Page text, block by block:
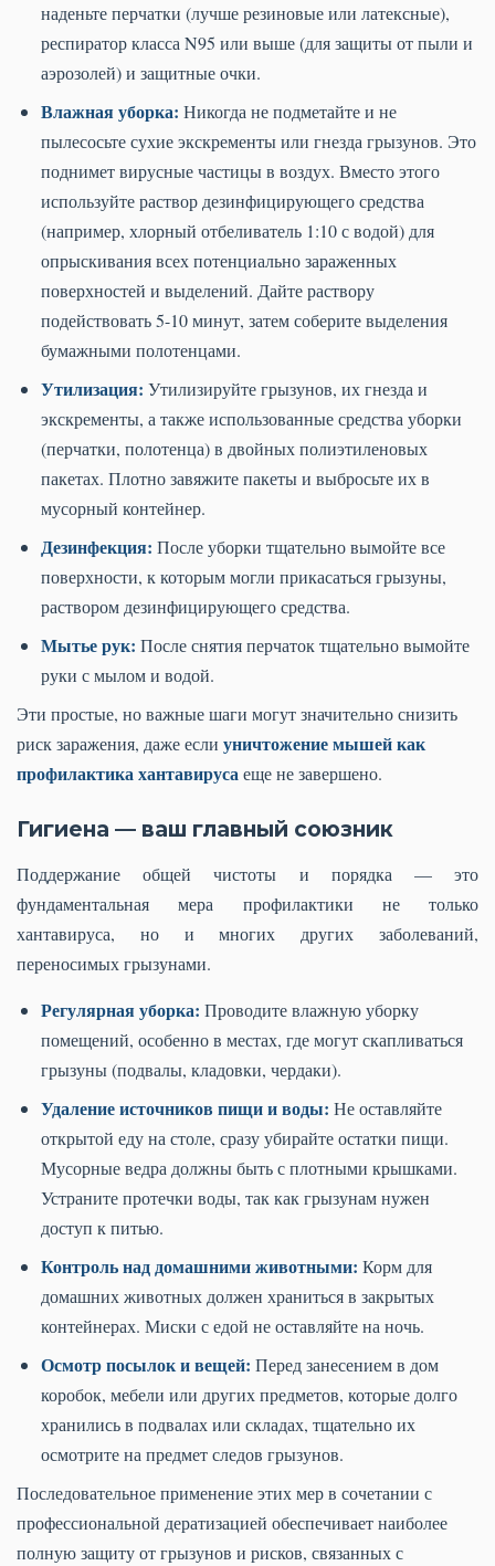
наденьте перчатки (лучше резиновые или латексные),
респиратор класса N95 или выше (для защиты от пыли и
аэрозолей) и защитные очки.
Влажная уборка: Никогда не подметайте и не
пылесосьте сухие экскременты или гнезда грызунов. Это
поднимет вирусные частицы в воздух. Вместо этого
используйте раствор дезинфицирующего средства
(например, хлорный отбеливатель 1:10 с водой) для
опрыскивания всех потенциально зараженных
поверхностей и выделений. Дайте раствору
подействовать 5-10 минут, затем соберите выделения
бумажными полотенцами.
Утилизация: Утилизируйте грызунов, их гнезда и
экскременты, а также использованные средства уборки
(перчатки, полотенца) в двойных полиэтиленовых
пакетах. Плотно завяжите пакеты и выбросьте их в
мусорный контейнер.
Дезинфекция: После уборки тщательно вымойте все
поверхности, к которым могли прикасаться грызуны,
раствором дезинфицирующего средства.
Мытье рук: После снятия перчаток тщательно вымойте
руки с мылом и водой.
Эти простые, но важные шаги могут значительно снизить
риск заражения, даже если уничтожение мышей как
профилактика хантавирусаеще не завершено.
Гигиена — ваш главный союзник
Поддержание общей чистоты и порядка — это
фундаментальная мера профилактики не только
хантавируса, но и многих других заболеваний,
переносимых грызунами.
Регулярная уборка: Проводите влажную уборку
помещений, особенно в местах, где могут скапливаться
грызуны (подвалы, кладовки, чердаки).
Удаление источников пищи и воды: Не оставляйте
открытой еду на столе, сразу убирайте остатки пищи.
Мусорные ведра должны быть с плотными крышками.
Устраните протечки воды, так как грызунам нужен
доступ к питью.
Контроль над домашними животными: Корм для
домашних животных должен храниться в закрытых
контейнерах. Миски с едой не оставляйте на ночь.
Осмотр посылок и вещей: Перед занесением в дом
коробок, мебели или других предметов, которые долго
хранились в подвалах или складах, тщательно их
осмотрите на предмет следов грызунов.
Последовательное применение этих мер в сочетании с
профессиональной дератизацией обеспечивает наиболее
полную защиту от грызунов и рисков, связанных с